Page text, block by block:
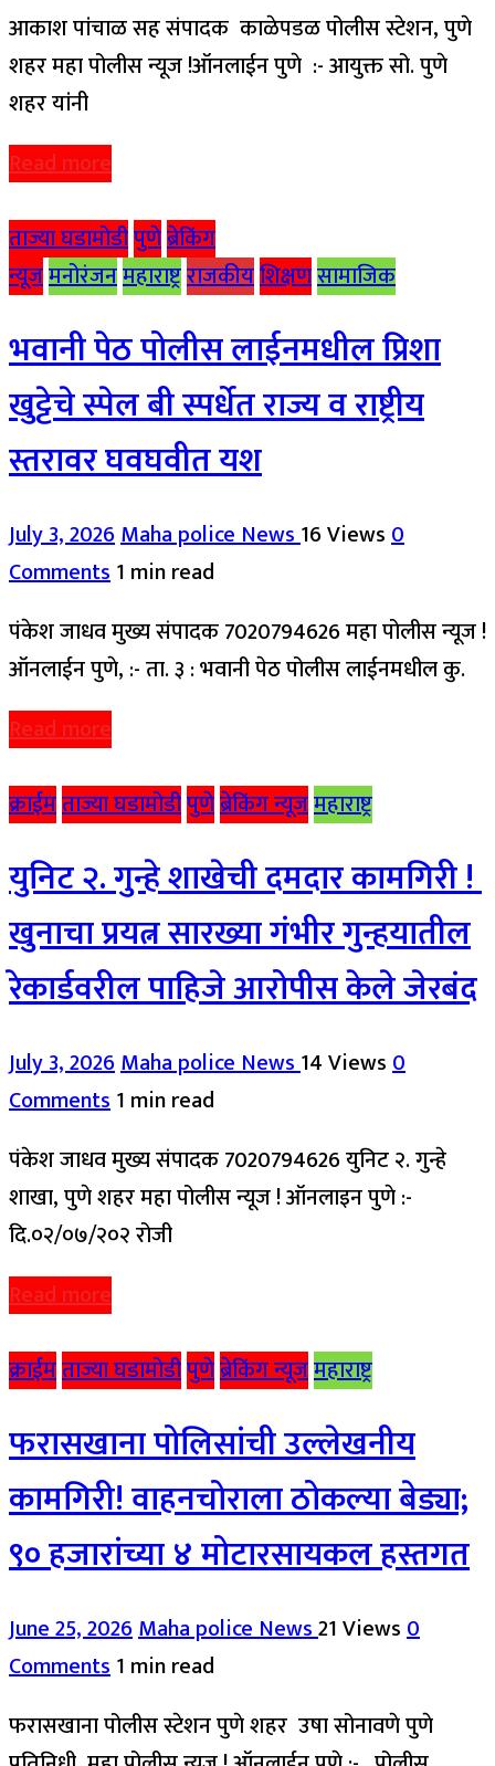
आकाश पांचाळ सह संपादक काळेपडळ पोलीस स्टेशन, पुणे
शहर महा पोलीस न्यूज !ऑनलाईन पुणे :- आयुक्त सो. पुणे
शहर यांनी
Read more
ताज्या घडामोडीपुणेब्रेकिंग
न्यूजमनोरंजनमहाराष्ट्रराजकीयशिक्षणसामाजिक
भवानी पेठ पोलीस लाईनमधील प्रिशा
खुट्टेचे स्पेल बी स्पर्धेत राज्य व राष्ट्रीय
स्तरावर घवघवीत यश
July 3, 2026Maha police News16 Views0
Comments1 min read
पंकेश जाधव मुख्य संपादक 7020794626 महा पोलीस न्यूज !
ऑनलाईन पुणे, :- ता. ३ : भवानी पेठ पोलीस लाईनमधील कु.
Read more
क्राईमताज्या घडामोडीपुणेब्रेकिंग न्यूजमहाराष्ट्र
युनिट २. गुन्हे शाखेची दमदार कामगिरी !
खुनाचा प्रयत्न सारख्या गंभीर गुन्हयातील
रेकार्डवरील पाहिजे आरोपीस केले जेरबंद
July 3, 2026Maha police News14 Views0
Comments1 min read
पंकेश जाधव मुख्य संपादक 7020794626 युनिट २. गुन्हे
शाखा, पुणे शहर महा पोलीस न्यूज ! ऑनलाइन पुणे :-
दि.०२/०७/२०२ रोजी
Read more
क्राईमताज्या घडामोडीपुणेब्रेकिंग न्यूजमहाराष्ट्र
फरासखाना पोलिसांची उल्लेखनीय
कामगिरी! वाहनचोराला ठोकल्या बेड्या;
९० हजारांच्या ४ मोटारसायकल हस्तगत
June 25, 2026Maha police News21 Views0
Comments1 min read
फरासखाना पोलीस स्टेशन पुणे शहर उषा सोनावणे पुणे